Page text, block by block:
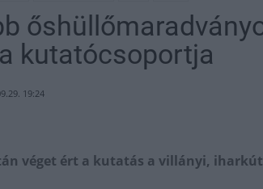
kutatócsoportja
19:24
véget ért a kutatás a villányi,